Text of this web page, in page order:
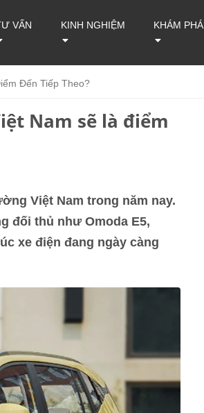
VẤN KINH NGHIỆM KHÁM PHÁ
Đến Tiếp Theo?
Nam sẽ là điểm
Việt Nam trong năm nay.
đối thủ như Omoda E5,
xe điện đang ngày càng